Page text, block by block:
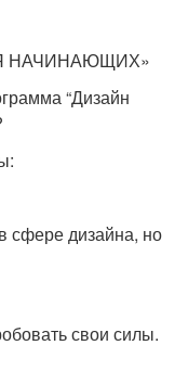
НАЧИНАЮЩИХ»
“Дизайн
сфере дизайна, но
свои силы.